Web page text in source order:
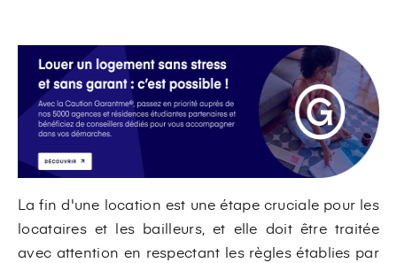
La fin d'une location est une étape cruciale pour les
locataires et les bailleurs, et elle doit être traitée
avec attention en respectant les règles établies par